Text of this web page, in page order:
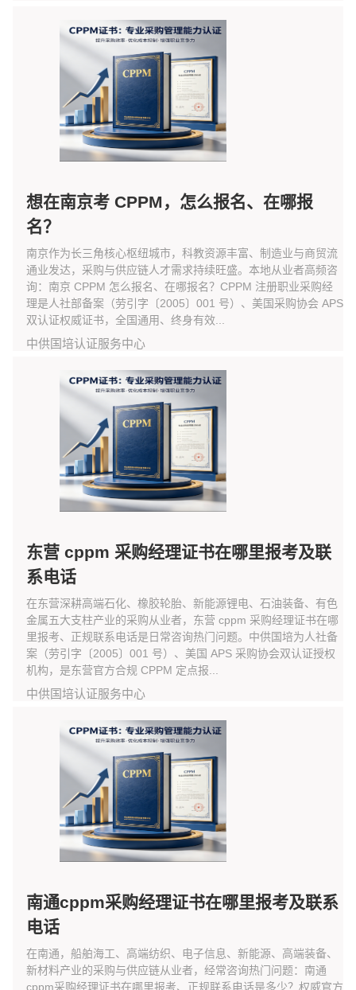
想在南京考 CPPM，怎么报名、在哪报
名？
南京作为长三角核心枢纽城市，科教资源丰富、制造业与商贸流
通业发达，采购与供应链人才需求持续旺盛。本地从业者高频咨
询：南京 CPPM 怎么报名、在哪报名？CPPM 注册职业采购经
理是人社部备案（劳引字〔2005〕001 号）、美国采购协会 APS
双认证权威证书，全国通用、终身有效...
中供国培认证服务中心
东营 cppm 采购经理证书在哪里报考及联
系电话
在东营深耕高端石化、橡胶轮胎、新能源锂电、石油装备、有色
金属五大支柱产业的采购从业者，东营 cppm 采购经理证书在哪
里报考、正规联系电话是日常咨询热门问题。中供国培为人社备
案（劳引字〔2005〕001 号）、美国 APS 采购协会双认证授权
机构，是东营官方合规 CPPM 定点报...
中供国培认证服务中心
南通cppm采购经理证书在哪里报考及联系
电话
在南通，船舶海工、高端纺织、电子信息、新能源、高端装备、
新材料产业的采购与供应链从业者，经常咨询热门问题：南通
cppm采购经理证书在哪里报考、正规联系电话是多少？权威官方